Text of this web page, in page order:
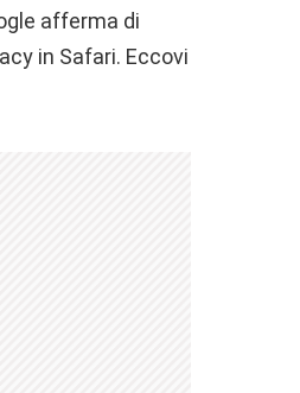
afferma di
in Safari. Eccovi